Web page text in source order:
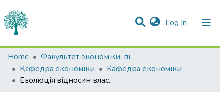
Log In (current)
Statistics
Communities & Collections
Home
Факультет економіки, підприємництва та інформаційних технологій
Кафедра економіки
Кафедра економіки
Еволюція відносин власності в аграрному секторі України